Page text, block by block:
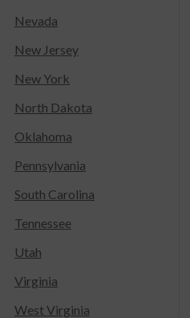
Nevada
New Jersey
New York
North Dakota
Oklahoma
Pennsylvania
South Carolina
Tennessee
Utah
Virginia
West Virginia